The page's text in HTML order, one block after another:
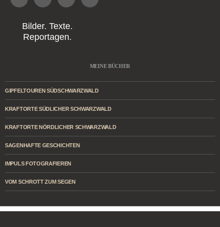
Bilder. Texte.
Reportagen.
MEINE BÜCHER
GIPFELTOUREN SÜDSCHWARZWALD
KRAFTORTE SÜDLICHER SCHWARZWALD
KRAFTORTE NÖRDLICHER SCHWARZWALD
SAGENHAFTE GESCHICHTEN
IMPULS FOTOGRAFIEREN
VOM SCHROTT ZUM SEGEN